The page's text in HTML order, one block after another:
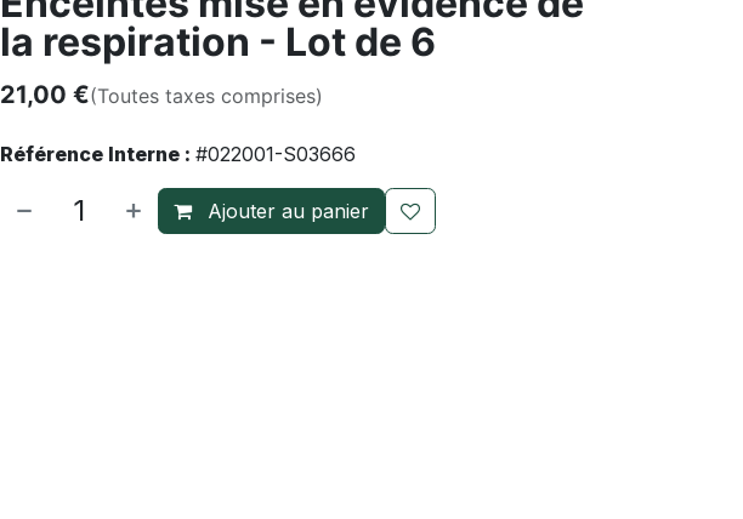
la respiration - Lot de 6
21,00 €(Toutes taxes comprises)
Référence Interne : #022001-S03666
Ajouter au panier